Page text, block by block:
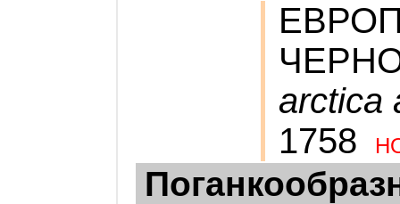
arctica
1758